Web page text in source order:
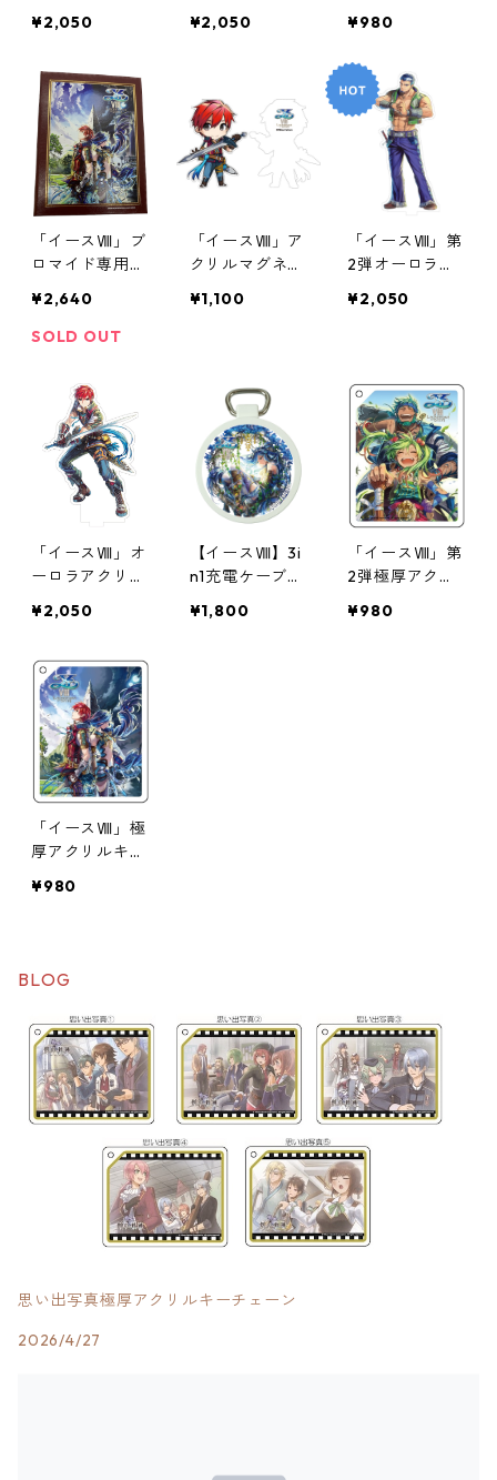
¥2,050 ¥2,050
（ダーナ）
¥980
「イースⅧ」ブ
ロマイド専用フ
¥2,640
SOLD OUT
「イースⅧ」ア
クリルマグネッ
¥1,100
「イースⅧ」第
2弾オーロラア
¥2,050
「イースⅧ」オ
ーロラアクリル
¥2,050
【イースⅧ】3i
n1充電ケーブル
ュアル_ダー
¥1,800
「イースⅧ」第
2弾極厚アクリ
¥980
「イースⅧ」極
厚アクリルキー
¥980
BLOG
思い出写真極厚アクリルキーチェーン
2026/4/27